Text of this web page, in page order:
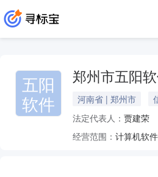
五阳
软件
郑州市五阳
河南省 | 郑州市
法定代表人： 贾建荣
经营范围： 计算机软